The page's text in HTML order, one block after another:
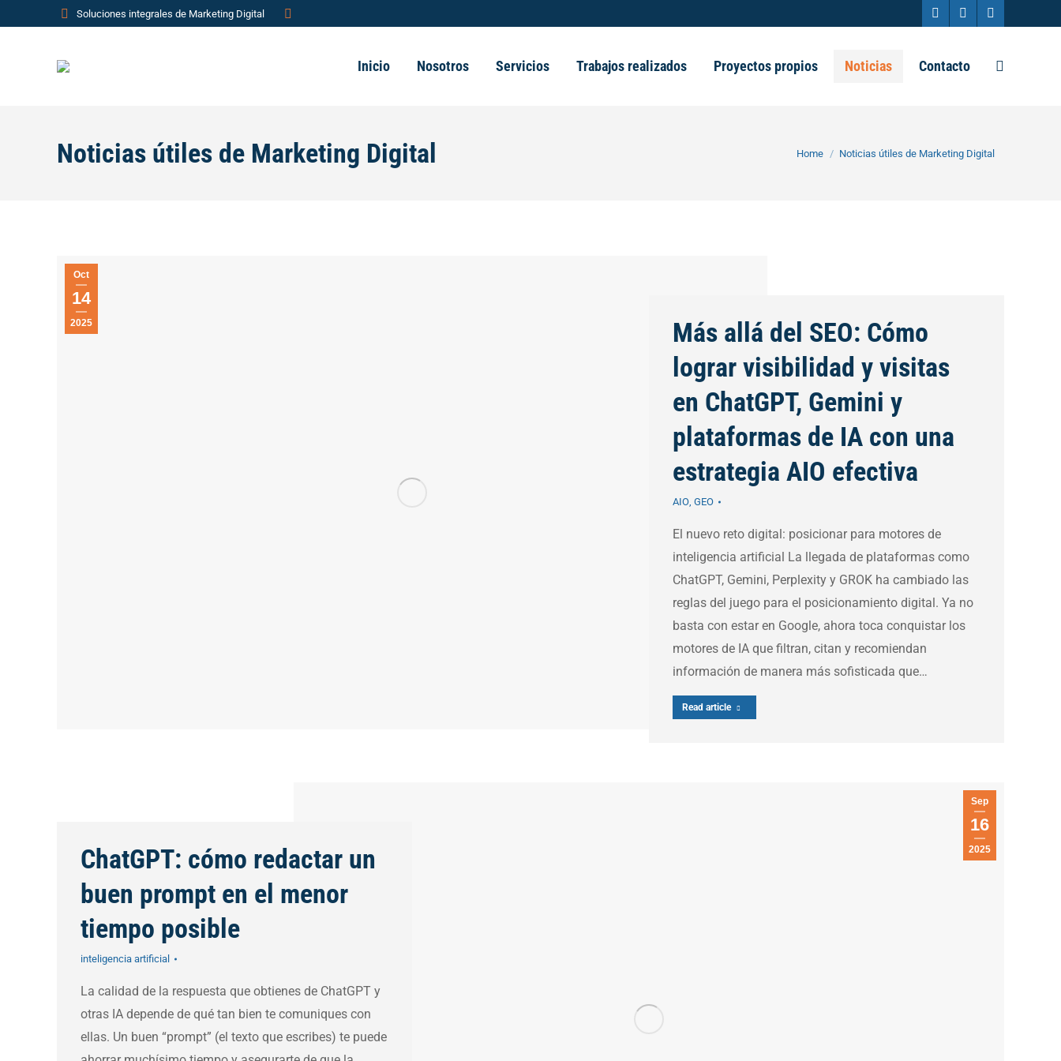
Soluciones integrales de Marketing Digital
Facebook
window
X
window
Instagram
window
Inicio Nosotros Servicios Trabajos realizados Proyectos propios Noticias Contacto Search:
Noticias útiles de Marketing Digital You are here:
Home Noticias útiles de Marketing Digital
Oct
14
2025
Más allá del SEO: Cómo
lograr visibilidad y visitas
en ChatGPT, Gemini y
plataformas de IA con una
estrategia AIO efectiva
AIO, GEO
El nuevo reto digital: posicionar para motores de
inteligencia artificial La llegada de plataformas como
ChatGPT, Gemini, Perplexity y GROK ha cambiado las
reglas del juego para el posicionamiento digital. Ya no
basta con estar en Google, ahora toca conquistar los
motores de IA que filtran, citan y recomiendan
información de manera más sofisticada que…
Read article
Sep
16
2025
ChatGPT: cómo redactar un
buen prompt en el menor
tiempo posible
inteligencia artificial
La calidad de la respuesta que obtienes de ChatGPT y
otras IA depende de qué tan bien te comuniques con
ellas. Un buen “prompt” (el texto que escribes) te puede